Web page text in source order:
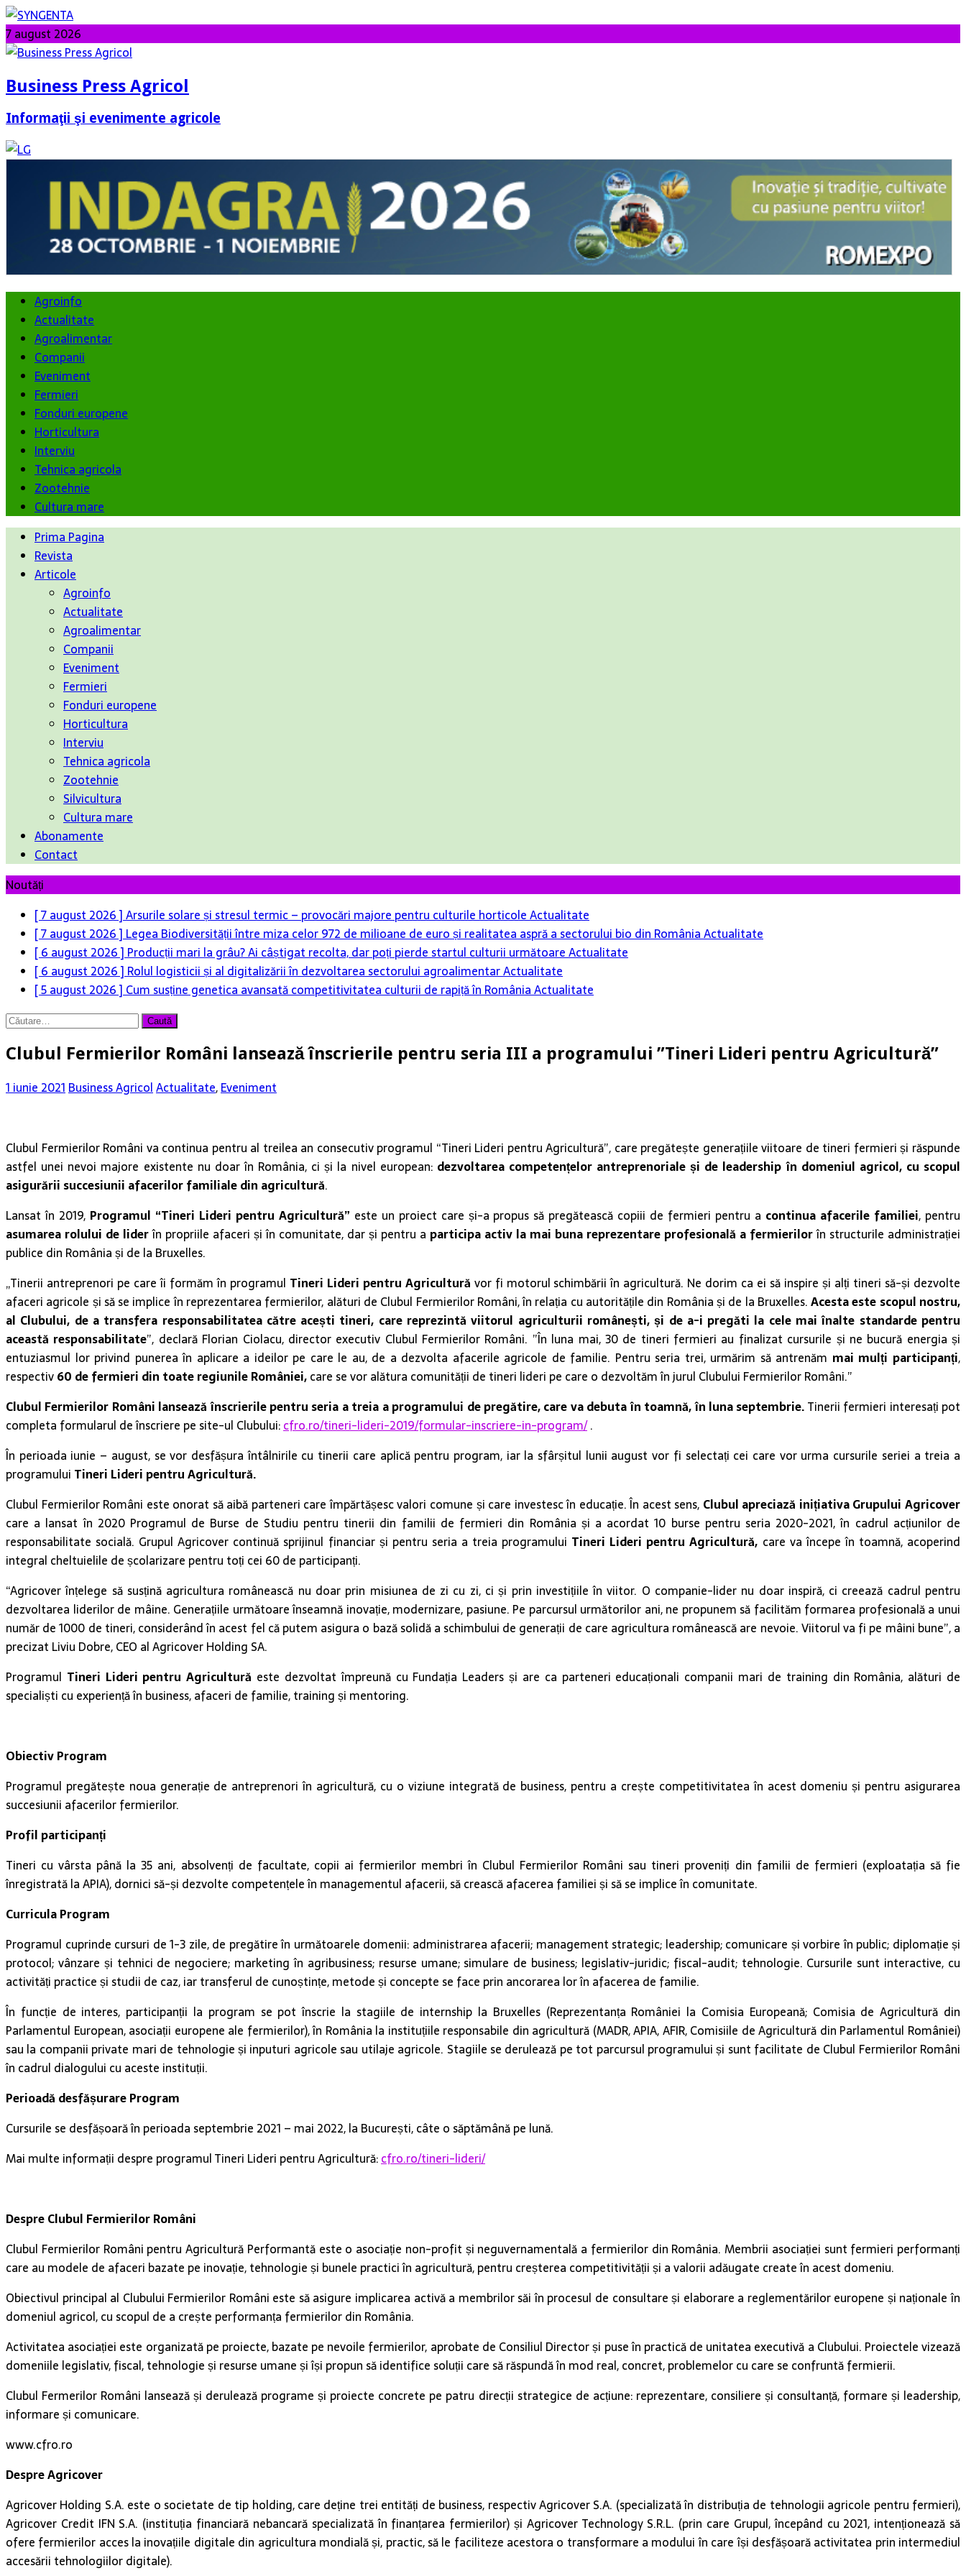
7 august 2026
Business Press Agricol
Informaţii şi evenimente agricole
Agroinfo
Actualitate
Agroalimentar
Companii
Eveniment
Fermieri
Fonduri europene
Horticultura
Interviu
Tehnica agricola
Zootehnie
Cultura mare
Prima Pagina
Revista
Articole
Agroinfo
Actualitate
Agroalimentar
Companii
Eveniment
Fermieri
Fonduri europene
Horticultura
Interviu
Tehnica agricola
Zootehnie
Silvicultura
Cultura mare
Abonamente
Contact
Noutăți
[ 7 august 2026 ]Arsurile solare și stresul termic – provocări majore pentru culturile horticoleActualitate
[ 7 august 2026 ] Legea Biodiversității între miza celor 972 de milioane de euro și realitatea aspră a sectorului bio din RomâniaActualitate
[ 6 august 2026 ] Producții mari la grâu? Ai câștigat recolta, dar poți pierde startul culturii următoareActualitate
[ 6 august 2026 ] Rolul logisticii și al digitalizării în dezvoltarea sectorului agroalimentarActualitate
[ 5 august 2026 ] Cum susține genetica avansată competitivitatea culturii de rapiță în RomâniaActualitate
Caută
Clubul Fermierilor Români lansează înscrierile pentru seria III a programului ”Tineri Lideri pentru Agricultură”
1 iunie 2021 Business AgricolActualitate,Eveniment
Clubul Fermierilor Români va continua pentru al treilea an consecutiv programul “Tineri Lideri pentru Agricultură”, care pregătește generațiile viitoare de tineri fermieri și răspunde
astfel unei nevoi majore existente nu doar în România, ci și la nivel european: dezvoltarea competențelor antreprenoriale și de leadership în domeniul agricol, cu scopul
asigurării succesiunii afacerilor familiale din agricultură.
Lansat în 2019, Programul “Tineri Lideri pentru Agricultură” este un proiect care și-a propus să pregătească copiii de fermieri pentru a continua afacerile familiei, pentru
asumarea rolului de liderîn propriile afaceri și în comunitate, dar și pentru a participa activ la mai buna reprezentare profesională a fermierilorîn structurile administrației
publice din România și de la Bruxelles.
„Tinerii antreprenori pe care îi formăm în programul Tineri Lideri pentru Agricultură vor fi motorul schimbării în agricultură. Ne dorim ca ei să inspire și alți tineri să-și dezvolte
afaceri agricole și să se implice în reprezentarea fermierilor, alături de Clubul Fermierilor Români, în relația cu autoritățile din România și de la Bruxelles.Acesta este scopul nostru,
al Clubului, de a transfera responsabilitatea către acești tineri, care reprezintă viitorul agriculturii românești, și de a-i pregăti la cele mai înalte standarde pentru
această responsabilitate”, declară Florian Ciolacu, director executiv Clubul Fermierilor Români. ”În luna mai, 30 de tineri fermieri au finalizat cursurile și ne bucură energia și
entuziasmul lor privind punerea în aplicare a ideilor pe care le au, de a dezvolta afacerile agricole de familie. Pentru seria trei, urmărim să antrenăm mai mulți participanți,
respectiv60 de fermieri din toate regiunile României,care se vor alătura comunității de tineri lideri pe care o dezvoltăm în jurul Clubului Fermierilor Români.”
Clubul Fermierilor Români lansează înscrierile pentru seria a treia a programului de pregătire, care va debuta în toamnă, în luna septembrie.Tinerii fermieri interesați pot
completa formularul de înscriere pe site-ul Clubului:cfro.ro/tineri-lideri-2019/formular-inscriere-in-program/.
În perioada iunie – august, se vor desfășura întâlnirile cu tinerii care aplică pentru program, iar la sfârșitul lunii august vor fi selectați cei care vor urma cursurile seriei a treia a
programului Tineri Lideri pentru Agricultură.
Clubul Fermierilor Români este onorat să aibă parteneri care împărtășesc valori comune și care investesc în educație. În acest sens, Clubul apreciază inițiativa Grupului Agricover
care a lansat în 2020 Programul de Burse de Studiu pentru tinerii din familii de fermieri din România și a acordat 10 burse pentru seria 2020-2021, în cadrul acțiunilor de
responsabilitate socială. Grupul Agricover continuă sprijinul financiar și pentru seria a treia programului Tineri Lideri pentru Agricultură, care va începe în toamnă, acoperind
integral cheltuielile de școlarizare pentru toți cei 60 de participanți.
“Agricover înțelege să susțină agricultura românească nu doar prin misiunea de zi cu zi, ci și prin investițiile în viitor. O companie-lider nu doar inspiră, ci creează cadrul pentru
dezvoltarea liderilor de mâine. Generațiile următoare înseamnă inovație, modernizare, pasiune. Pe parcursul următorilor ani, ne propunem să facilităm formarea profesională a unui
număr de 1000 de tineri, considerând în acest fel că putem asigura o bază solidă a schimbului de generații de care agricultura românească are nevoie. Viitorul va fi pe mâini bune”, a
precizat Liviu Dobre, CEO al Agricover Holding SA.
Programul Tineri Lideri pentru Agricultură este dezvoltat împreună cu Fundația Leaders și are ca parteneri educaționali companii mari de training din România, alături de
specialiști cu experiență în business, afaceri de familie, training și mentoring.
Obiectiv Program
Programul pregătește noua generație de antreprenori în agricultură, cu o viziune integrată de business, pentru a crește competitivitatea în acest domeniu și pentru asigurarea
succesiunii afacerilor fermierilor.
Profil participanți
Tineri cu vârsta până la 35 ani, absolvenți de facultate, copii ai fermierilor membri în Clubul Fermierilor Români sau tineri proveniți din familii de fermieri (exploatația să fie
înregistrată la APIA), dornici să-și dezvolte competențele în managementul afacerii, să crească afacerea familiei și să se implice în comunitate.
Curricula Program
Programul cuprinde cursuri de 1-3 zile, de pregătire în următoarele domenii: administrarea afacerii; management strategic; leadership; comunicare și vorbire în public; diplomație și
protocol; vânzare și tehnici de negociere; marketing în agribusiness; resurse umane; simulare de business; legislativ-juridic; fiscal-audit; tehnologie. Cursurile sunt interactive, cu
activități practice și studii de caz, iar transferul de cunoștințe, metode și concepte se face prin ancorarea lor în afacerea de familie.
În funcție de interes, participanții la program se pot înscrie la stagiile de internship la Bruxelles (Reprezentanța României la Comisia Europeană; Comisia de Agricultură din
Parlamentul European, asociații europene ale fermierilor), în România la instituțiile responsabile din agricultură (MADR, APIA, AFIR, Comisiile de Agricultură din Parlamentul României)
sau la companii private mari de tehnologie și inputuri agricole sau utilaje agricole. Stagiile se derulează pe tot parcursul programului și sunt facilitate de Clubul Fermierilor Români
în cadrul dialogului cu aceste instituții.
Perioadă desfășurare Program
Cursurile se desfășoară în perioada septembrie 2021 – mai 2022, la București, câte o săptămână pe lună.
Mai multe informații despre programul Tineri Lideri pentru Agricultură:cfro.ro/tineri-lideri/
Despre Clubul Fermierilor Români
Clubul Fermierilor Români pentru Agricultură Performantă este o asociație non-profit și neguvernamentală a fermierilor din România. Membrii asociației sunt fermieri performanți
care au modele de afaceri bazate pe inovație, tehnologie și bunele practici în agricultură, pentru creșterea competitivității și a valorii adăugate create în acest domeniu.
Obiectivul principal al Clubului Fermierilor Români este să asigure implicarea activă a membrilor săi în procesul de consultare și elaborare a reglementărilor europene și naționale în
domeniul agricol, cu scopul de a crește performanța fermierilor din România.
Activitatea asociației este organizată pe proiecte, bazate pe nevoile fermierilor, aprobate de Consiliul Director și puse în practică de unitatea executivă a Clubului. Proiectele vizează
domeniile legislativ, fiscal, tehnologie și resurse umane și își propun să identifice soluții care să răspundă în mod real, concret, problemelor cu care se confruntă fermierii.
Clubul Fermerilor Români lansează și derulează programe și proiecte concrete pe patru direcții strategice de acțiune: reprezentare, consiliere și consultanță, formare și leadership,
informare și comunicare.
www.cfro.ro
Despre Agricover
Agricover Holding S.A. este o societate de tip holding, care deține trei entități de business, respectiv Agricover S.A. (specializată în distribuția de tehnologii agricole pentru fermieri),
Agricover Credit IFN S.A. (instituția financiară nebancară specializată în finanțarea fermierilor) și Agricover Technology S.R.L. (prin care Grupul, începând cu 2021, intenționează să
ofere fermierilor acces la inovațiile digitale din agricultura mondială și, practic, să le faciliteze acestora o transformare a modului în care își desfășoară activitatea prin intermediul
accesării tehnologiilor digitale).